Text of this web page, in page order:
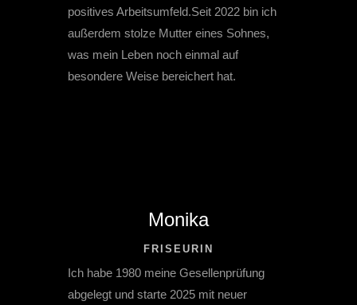
positives Arbeitsumfeld.Seit 2022 bin ich
außerdem stolze Mutter eines Sohnes,
was mein Leben noch einmal auf
besondere Weise bereichert hat.
Monika
FRISEURIN
Ich habe 1980 meine Gesellenprüfung
abgelegt und starte 2025 mit neuer